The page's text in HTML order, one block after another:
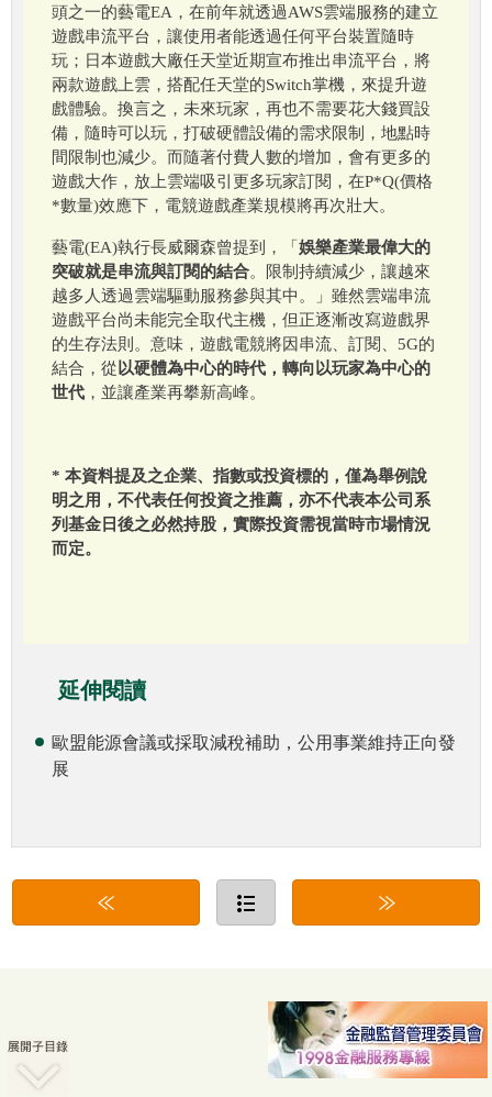
頭之一的藝電EA，在前年就透過AWS雲端服務的建立
遊戲串流平台，讓使用者能透過任何平台裝置隨時
玩；日本遊戲大廠任天堂近期宣布推出串流平台，將
兩款遊戲上雲，搭配任天堂的Switch掌機，來提升遊
戲體驗。換言之，未來玩家，再也不需要花大錢買設
備，隨時可以玩，打破硬體設備的需求限制，地點時
間限制也減少。而隨著付費人數的增加，會有更多的
遊戲大作，放上雲端吸引更多玩家訂閱，在P*Q(價格
*數量)效應下，電競遊戲產業規模將再次壯大。
藝電(EA)執行長威爾森曾提到，「 娛樂產業最偉大的
突破就是串流與訂閱的結合。限制持續減少，讓越來
越多人透過雲端驅動服務參與其中。」雖然雲端串流
遊戲平台尚未能完全取代主機，但正逐漸改寫遊戲界
的生存法則。意味，遊戲電競將因串流、訂閱、5G的
結合，從 以硬體為中心的時代，轉向以玩家為中心的
世代 ，並讓產業再攀新高峰。
* 本資料提及之企業、指數或投資標的，僅為舉例說
明之用，不代表任何投資之推薦，亦不代表本公司系
列基金日後之必然持股，實際投資需視當時市場情況
而定。
延伸閱讀
歐盟能源會議或採取減稅補助，公用事業維持正向發
展